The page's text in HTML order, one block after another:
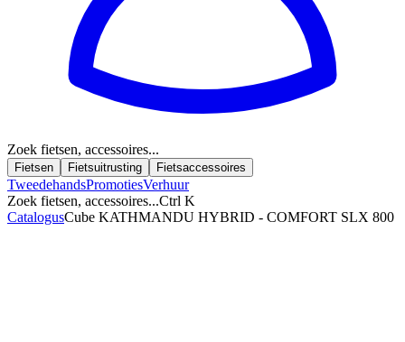
Zoek fietsen, accessoires...
Fietsen Fietsuitrusting Fietsaccessoires
TweedehandsPromotiesVerhuur
Zoek fietsen, accessoires...Ctrl K
CatalogusCube KATHMANDU HYBRID - COMFORT SLX 800